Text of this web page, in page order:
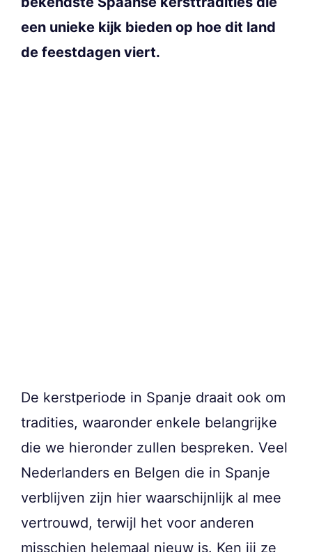
een unieke kijk bieden op hoe dit land
de feestdagen viert.
De kerstperiode in Spanje draait ook om
tradities, waaronder enkele belangrijke
die we hieronder zullen bespreken. Veel
Nederlanders en Belgen die in Spanje
verblijven zijn hier waarschijnlijk al mee
vertrouwd, terwijl het voor anderen
misschien helemaal nieuw is. Ken jij ze